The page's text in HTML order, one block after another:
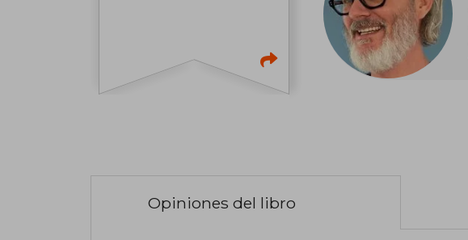
Opiniones del libro